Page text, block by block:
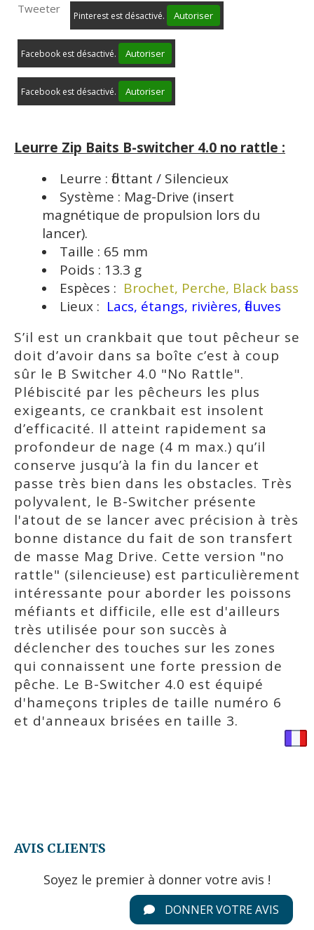
Tweeter
Pinterest est désactivé. Autoriser
Facebook est désactivé. Autoriser
Facebook est désactivé. Autoriser
Leurre Zip Baits B-switcher 4.0 no rattle :
Leurre : flottant / Silencieux
Système : Mag-Drive (insert
magnétique de propulsion lors du
lancer).
Taille : 65 mm
Poids : 13.3 g
Espèces : Brochet, Perche, Black bass
Lieux : Lacs, étangs, rivières, fleuves
S’il est un crankbait que tout pêcheur se
doit d’avoir dans sa boîte c’est à coup
sûr le B Switcher 4.0 "No Rattle".
Plébiscité par les pêcheurs les plus
exigeants, ce crankbait est insolent
d’efficacité. Il atteint rapidement sa
profondeur de nage (4 m max.) qu’il
conserve jusqu’à la fin du lancer et
passe très bien dans les obstacles. Très
polyvalent, le B-Switcher présente
l'atout de se lancer avec précision à très
bonne distance du fait de son transfert
de masse Mag Drive. Cette version "no
rattle" (silencieuse) est particulièrement
intéressante pour aborder les poissons
méfiants et difficile, elle est d'ailleurs
très utilisée pour son succès à
déclencher des touches sur les zones
qui connaissent une forte pression de
pêche. Le B-Switcher 4.0 est équipé
d'hameçons triples de taille numéro 6
et d'anneaux brisées en taille 3.
AVIS CLIENTS
Soyez le premier à donner votre avis !
DONNER VOTRE AVIS